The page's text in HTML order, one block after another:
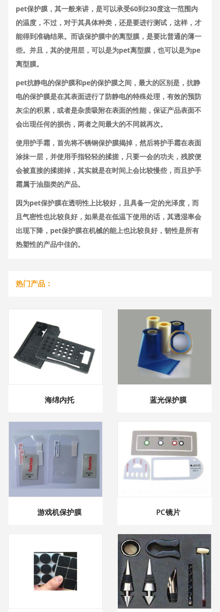
pet保护膜，其一般来讲，是可以承受60到230度这一范围内
的温度，不过，对于其具体种类，还是要进行测试，这样，才
能得到准确结果。而该保护膜中的离型膜，是要比普通的薄一
些。并且，其的使用层，可以是为pet离型膜，也可以是为pe
离型膜。
pet抗静电的保护膜和pe的保护膜之间，最大的区别是，抗静
电的保护膜是在其表面进行了防静电的特殊处理，有效的预防
灰尘的积累，或者是杂质吸附在表面的性能，保证产品表面不
会出现任何的损伤，两者之间最大的不同就再次。
使用护手霜，首先将不锈钢保护膜揭掉，然后将护手霜在表面
涂抹一层，并使用手指轻轻的揉搓，只要一会的功夫，残胶便
会被直接的揉搓掉，其实就是在时间上会比较慢些，而且护手
霜属于油脂类的产品。
因为pet保护膜在透明性上比较好，且具备一定的光泽度，而
且气密性也比较良好，如果是在低温下使用的话，其透湿率会
出现下降，pet保护膜在机械的能上也比较良好，韧性是所有
热塑性的产品中佳的。
热门产品：
海绵内托 蓝光保护膜
游戏机保护膜 PC镜片